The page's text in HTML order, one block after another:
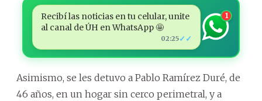
Recibí las noticias en tu celular, unite
al canal de ÚH en WhatsApp 🤩
02:25✓✓
1
Asimismo, se les detuvo a Pablo Ramírez Duré, de
46 años, en un hogar sin cerco perimetral, y a